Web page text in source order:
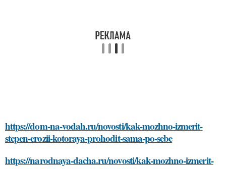
https://dom-na-vodah.ru/novosti/kak-mozhno-izmerit-
stepen-erozii-kotoraya-prohodit-sama-po-sebe
https://narodnaya-dacha.ru/novosti/kak-mozhno-izmerit-